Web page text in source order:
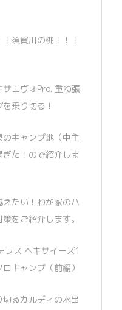
須賀川の桃！！！
エヴォPro. 重ね張
乗り切る！
キャンプ地（中主
た！ので紹介しま
たい！わが家のハ
をご紹介します。
ラス ヘキサイーズ1
キャンプ（前編）
るカルディの水出